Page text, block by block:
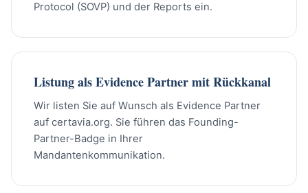
Protocol (SOVP) und der Reports ein.
Listung als Evidence Partner mit Rückkanal
Wir listen Sie auf Wunsch als Evidence Partner
auf certavia.org. Sie führen das Founding-
Partner-Badge in Ihrer
Mandantenkommunikation.